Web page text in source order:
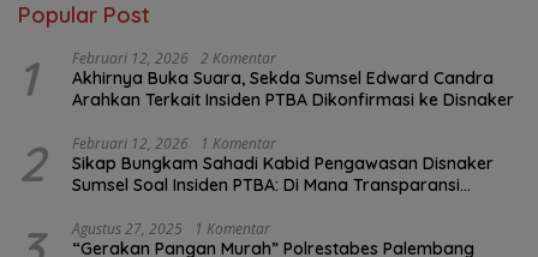
Popular Post
1 Februari 12, 2026 2 Komentar
Akhirnya Buka Suara, Sekda Sumsel Edward Candra
Arahkan Terkait Insiden PTBA Dikonfirmasi ke Disnaker
2 Februari 12, 2026 1 Komentar
Sikap Bungkam Sahadi Kabid Pengawasan Disnaker
Sumsel Soal Insiden PTBA: Di Mana Transparansi
Agustus 27, 2025 1 Komentar
“Gerakan Pangan Murah” Polrestabes Palembang